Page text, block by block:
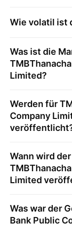
Wie volatil ist
Was ist die
Limited?
Werden für
Company
Wann wird
Limited
Was war der
Bank Public